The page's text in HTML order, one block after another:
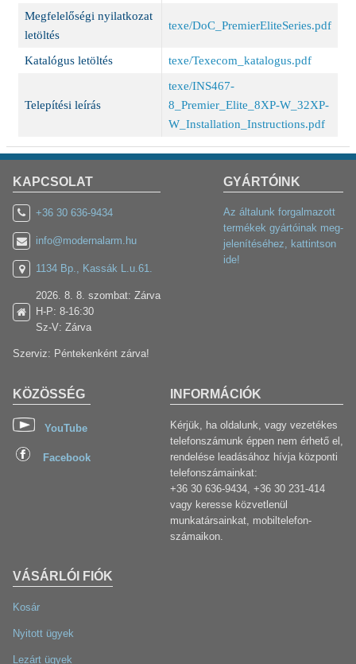
Megfelelőségi nyilatkozat
letöltés
texe/DoC_PremierEliteSeries.pdf
Katalógus letöltés texe/Texecom_katalogus.pdf
Telepítési leírás
texe/INS467-
8_Premier_Elite_8XP-W_32XP-
W_Installation_Instructions.pdf
KAPCSOLAT
+36 30 636-9434
info@modernalarm.hu
1134 Bp., Kassák L.u.61.
2026. 8. 8. szombat: Zárva
H-P: 8-16:30
Sz-V: Zárva
Szerviz: Péntekenként zárva!
VÁSÁRLÓI FIÓK
Kosár
Nyitott ügyek
Lezárt ügyek
KÖZÖSSÉG
YouTube
Facebook
INFORMÁCIÓK
Kérjük, ha oldalunk, vagy vezetékes
telefonszámunk éppen nem érhető el,
rendelése leadásához hívja központi
telefonszámainkat:
+36 30 636-9434, +36 30 231-414
vagy keresse közvetlenül
munkatársainkat, mobiltelefon-
számaikon.
GYÁRTÓINK
Az általunk forgalmazott
termékek gyártóinak meg-
jelenítéséhez, kattintson
ide!